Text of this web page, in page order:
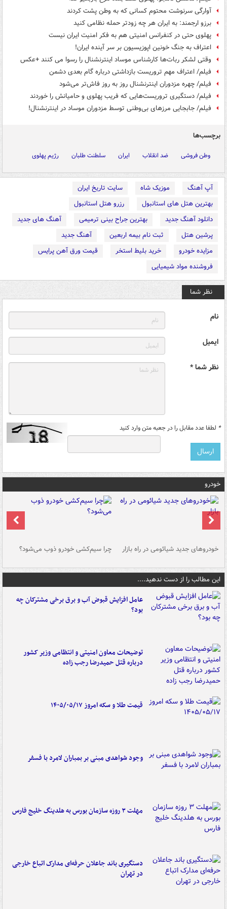
آوارگی سرنوشت محتوم کسانی که به وطن پشت کردند
برزو ارجمند: به ایران هر چه زودتر حمله نظامی کنید
پهلوی حتی در کنفرانس امنیتی هم به فکر امنیت ایران نیست
اعتراف به جنگ خونین اپوزیسیون بر سر آینده ایران!
وقتی لشکر ربات‌ها کارشناس موساد اینترنشنال را رسوا می کنند +عکس
فیلم/ اعتراف مهم تروریست بازداشتی درباره گام بعدی دشمن
فیلم/ چهره مزدوران اینترنشنال روز به روز فاش‌تر می‌شود
فیلم/ دستگیری تروریست‌هایی که فریب پهلوی و حامیانش را خوردند
فیلم/ جابجایی مرزهای بی‌وطنی توسط مزدوران موساد در اینترنشنال!
برچسب‌ها
وطن فروشی ضد انقلاب ایران سلطنت طلبان رژیم پهلوی
آپ آهنگ موزیک شاه
سایت تاریخ ایران
بهترین هتل های استانبول
رزرو هتل استانبول
دانلود آهنگ جدید
بهترین جراح بینی ترمیمی
آهنگ های جدید
پرشین هتل
ثبت نام بیمه اربعین
آهنگ جدید
مزایده خودرو
خرید بلیط استخر
قیمت ورق آهن پرایس
فروشنده مواد شیمیایی
نظر شما
نام
ایمیل
نظر شما *
* لطفا عدد مقابل را در جعبه متن وارد کنید
خودرو
خودروهای جدید شیائومی در راه بازار چرا سیم‌کشی خودرو ذوب می‌شود؟
این مطالب را از دست ندهید....
عامل افزایش قبوض آب و برق برخی مشترکان چه
بود؟
توضیحات معاون امنیتی و انتظامی وزیر کشور
درباره قتل حمیدرضا رجب زاده
قیمت طلا و سکه امروز ۱۴۰۵/۰۵/۱۷
وجود شواهدی مبنی بر بمباران لامرد با فسفر
مهلت ۳ روزه سازمان بورس به هلدینگ خلیج فارس
دستگیری باند جاعلان حرفه‌ای مدارک اتباع خارجی
در تهران